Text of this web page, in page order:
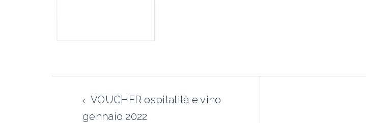
articoloVOUCHER ospitalità e vino
gennaio 2022